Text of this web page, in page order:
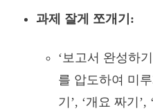
과제 잘게 쪼개기:
‘보고서 완성하
를 압도하여 미
기’, ‘개요 짜기